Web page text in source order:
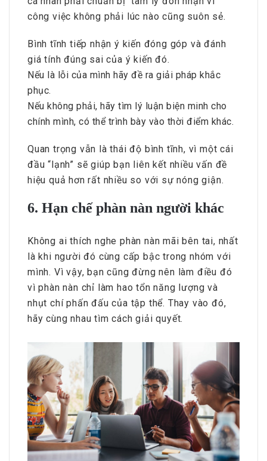
công việc không phải lúc nào cũng suôn sẻ.
Bình tĩnh tiếp nhận ý kiến đóng góp và đánh
giá tính đúng sai của ý kiến đó.
Nếu là lỗi của mình hãy đề ra giải pháp khắc
phục.
Nếu không phải, hãy tìm lý luận biện minh cho
chính mình, có thể trình bày vào thời điểm khác.
Quan trọng vẫn là thái độ bình tĩnh, vì một cái
đầu “lạnh” sẽ giúp bạn liên kết nhiều vấn đề
hiệu quả hơn rất nhiều so với sự nóng giận.
6. Hạn chế phàn nàn người khác
Không ai thích nghe phàn nàn mãi bên tai, nhất
là khi người đó cùng cấp bậc trong nhóm với
mình. Vì vậy, bạn cũng đừng nên làm điều đó
vì phàn nàn chỉ làm hao tổn năng lượng và
nhụt chí phấn đấu của tập thể. Thay vào đó,
hãy cùng nhau tìm cách giải quyết.